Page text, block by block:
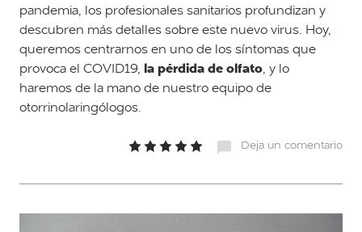
pandemia, los profesionales sanitarios profundizan y
descubren más detalles sobre este nuevo virus. Hoy,
queremos centrarnos en uno de los síntomas que
provoca el COVID19, la pérdida de olfato, y lo
haremos de la mano de nuestro equipo de
otorrinolaringólogos.
Deja un comentario